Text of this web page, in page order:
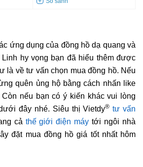
ứng dụng của đồng hồ dạ quang và
Linh hy vọng bạn đã hiểu thêm được
là về tư vấn chọn mua đồng hồ. Nếu
quên ủng hộ bằng cách nhấn like
nếu bạn có ý kiến khác vui lòng
đây nhé. Siêu thị Vietdy® tư vấn
cả thế giới điện máy tới ngôi nhà
đặt mua đồng hồ giá tốt nhất hôm